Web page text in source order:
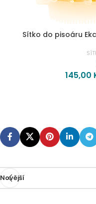
Sítko do pisoáru
145,00
Novější